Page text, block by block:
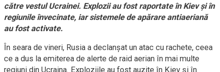
către vestul Ucrainei. Explozii au fost raportate în Kiev și în
regiunile învecinate, iar sistemele de apărare antiaeriană
au fost activate.
În seara de vineri, Rusia a declanșat un atac cu rachete, ceea
ce a dus la emiterea de alerte de raid aerian în mai multe
regiuni din Ucraina. Exploziile au fost auzite în Kiev și în